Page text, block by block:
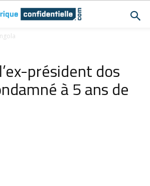
président dos
à 5 ans de